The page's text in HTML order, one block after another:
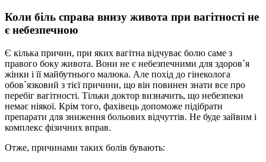
Коли біль справа внизу живота при вагітності не
є небезпечною
Є кілька причин, при яких вагітна відчуває болю саме з
правого боку живота. Вони не є небезпечними для здоров`я
жінки і її майбутнього малюка. Але похід до гінеколога
обов`язковий з тієї причини, що він повинен знати все про
перебіг вагітності. Тільки доктор визначить, що небезпеки
немає ніякої. Крім того, фахівець допоможе підібрати
препарати для зниження больових відчуттів. Не буде зайвим і
комплекс фізичних вправ.
Отже, причинами таких болів бувають: